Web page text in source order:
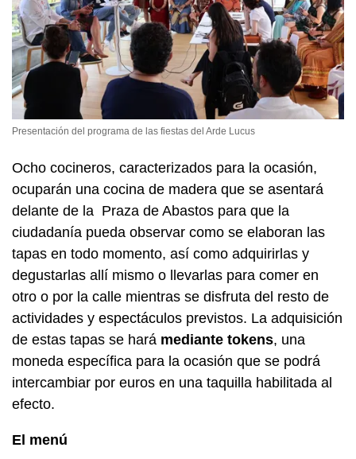
Presentación del programa de las fiestas del Arde Lucus
Ocho cocineros, caracterizados para la ocasión,
ocuparán una cocina de madera que se asentará
delante de la Praza de Abastos para que la
ciudadanía pueda observar como se elaboran las
tapas en todo momento, así como adquirirlas y
degustarlas allí mismo o llevarlas para comer en
otro o por la calle mientras se disfruta del resto de
actividades y espectáculos previstos. La adquisición
de estas tapas se hará mediante tokens, una
moneda específica para la ocasión que se podrá
intercambiar por euros en una taquilla habilitada al
efecto.
El menú